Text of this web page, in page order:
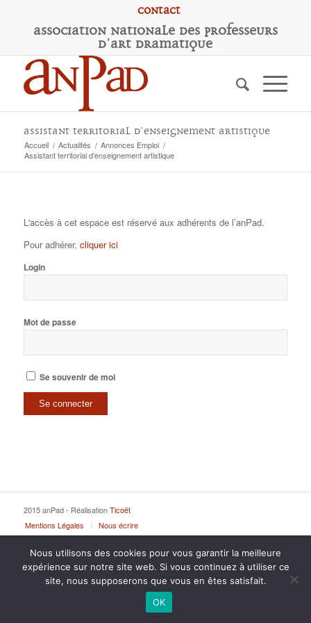
Contact
Association Nationale des Professeurs
d'Art Dramatique
Assistant territorial d’enseignement artistique
Accueil / Actualités / Annonces Emploi /
Assistant territorial d’enseignement artistique
L'accès à cet espace est réservé aux adhérents de l’anPad.
Pour adhérer, cliquer ici
Login
Mot de passe
Se souvenir de moi
2015 anPad - RéalisationTicoët
Mentions Légales
Nous écrire
Nous utilisons des cookies pour vous garantir la meilleure
expérience sur notre site web. Si vous continuez à utiliser ce
site, nous supposerons que vous en êtes satisfait.
OK